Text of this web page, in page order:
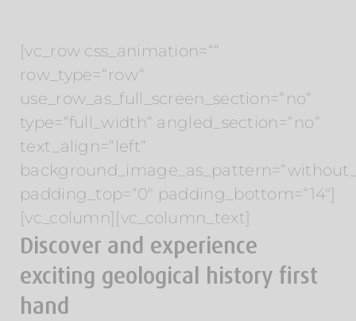
[vc_row css_animation=““
row_type=“row“
use_row_as_full_screen_section=“no“
type=“full_width“ angled_section=“no“
text_align=“left“
padding_top=“0″ padding_bottom=“14″]
[vc_column][vc_column_text]
Discover and experience
exciting geological history first
hand